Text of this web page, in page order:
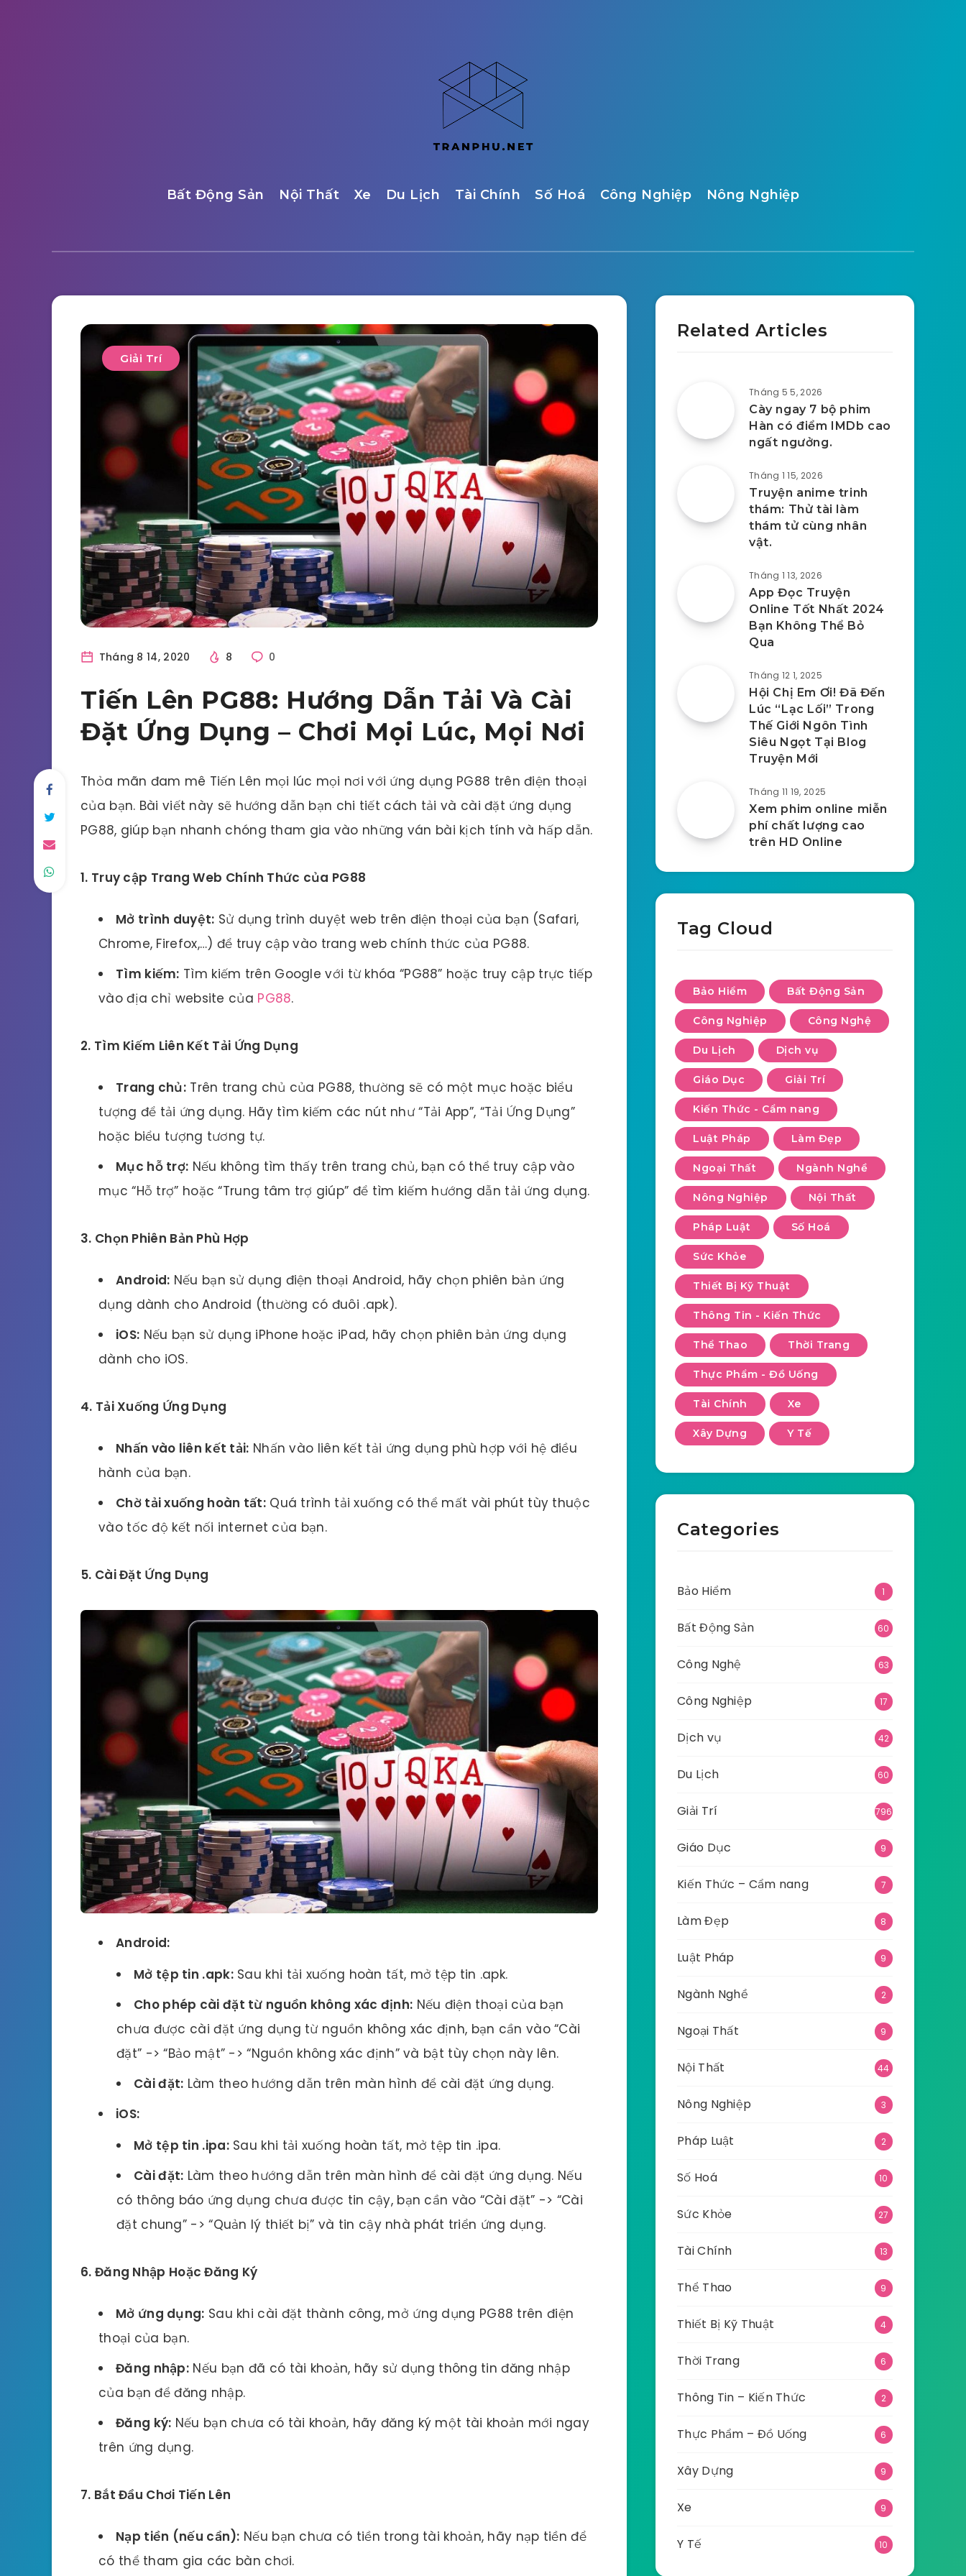
Bất Động Sản Nội Thất Xe Du Lịch Tài Chính Số Hoá Công Nghiệp Nông Nghiệp
Giải Trí
Tháng 8 14, 2020 8 0
Tiến Lên PG88: Hướng Dẫn Tải Và Cài
Đặt Ứng Dụng – Chơi Mọi Lúc, Mọi Nơi
Thỏa mãn đam mê Tiến Lên mọi lúc mọi nơi với ứng dụng PG88 trên điện thoại
của bạn. Bài viết này sẽ hướng dẫn bạn chi tiết cách tải và cài đặt ứng dụng
PG88, giúp bạn nhanh chóng tham gia vào những ván bài kịch tính và hấp dẫn.
1. Truy cập Trang Web Chính Thức của PG88
Mở trình duyệt: Sử dụng trình duyệt web trên điện thoại của bạn (Safari,
Chrome, Firefox,…) để truy cập vào trang web chính thức của PG88.
Tìm kiếm: Tìm kiếm trên Google với từ khóa “PG88” hoặc truy cập trực tiếp
vào địa chỉ website của PG88.
2. Tìm Kiếm Liên Kết Tải Ứng Dụng
Trang chủ: Trên trang chủ của PG88, thường sẽ có một mục hoặc biểu
tượng để tải ứng dụng. Hãy tìm kiếm các nút như “Tải App”, “Tải Ứng Dụng”
hoặc biểu tượng tương tự.
Mục hỗ trợ: Nếu không tìm thấy trên trang chủ, bạn có thể truy cập vào
mục “Hỗ trợ” hoặc “Trung tâm trợ giúp” để tìm kiếm hướng dẫn tải ứng dụng.
3. Chọn Phiên Bản Phù Hợp
Android: Nếu bạn sử dụng điện thoại Android, hãy chọn phiên bản ứng
dụng dành cho Android (thường có đuôi .apk).
iOS: Nếu bạn sử dụng iPhone hoặc iPad, hãy chọn phiên bản ứng dụng
dành cho iOS.
4. Tải Xuống Ứng Dụng
Nhấn vào liên kết tải: Nhấn vào liên kết tải ứng dụng phù hợp với hệ điều
hành của bạn.
Chờ tải xuống hoàn tất:Quá trình tải xuống có thể mất vài phút tùy thuộc
vào tốc độ kết nối internet của bạn.
5. Cài Đặt Ứng Dụng
Android:
Mở tệp tin .apk:Sau khi tải xuống hoàn tất, mở tệp tin .apk.
Cho phép cài đặt từ nguồn không xác định: Nếu điện thoại của bạn
chưa được cài đặt ứng dụng từ nguồn không xác định, bạn cần vào “Cài
đặt” -> “Bảo mật” -> “Nguồn không xác định” và bật tùy chọn này lên.
Cài đặt: Làm theo hướng dẫn trên màn hình để cài đặt ứng dụng.
iOS:
Mở tệp tin .ipa:Sau khi tải xuống hoàn tất, mở tệp tin .ipa.
Cài đặt: Làm theo hướng dẫn trên màn hình để cài đặt ứng dụng. Nếu
có thông báo ứng dụng chưa được tin cậy, bạn cần vào “Cài đặt” -> “Cài
đặt chung” -> “Quản lý thiết bị” và tin cậy nhà phát triển ứng dụng.
6. Đăng Nhập Hoặc Đăng Ký
Mở ứng dụng: Sau khi cài đặt thành công, mở ứng dụng PG88 trên điện
thoại của bạn.
Đăng nhập: Nếu bạn đã có tài khoản, hãy sử dụng thông tin đăng nhập
của bạn để đăng nhập.
Đăng ký: Nếu bạn chưa có tài khoản, hãy đăng ký một tài khoản mới ngay
trên ứng dụng.
7. Bắt Đầu Chơi Tiến Lên
Nạp tiền (nếu cần): Nếu bạn chưa có tiền trong tài khoản, hãy nạp tiền để
có thể tham gia các bàn chơi.
Related Articles
Tháng 5 5, 2026
Cày ngay 7 bộ phim
Hàn có điểm IMDb cao
ngất ngưởng.
Tháng 1 15, 2026
Truyện anime trinh
thám: Thử tài làm
thám tử cùng nhân
vật.
Tháng 1 13, 2026
App Đọc Truyện
Online Tốt Nhất 2024
Bạn Không Thể Bỏ
Qua
Tháng 12 1, 2025
Hội Chị Em Ơi! Đã Đến
Lúc “Lạc Lối” Trong
Thế Giới Ngôn Tình
Siêu Ngọt Tại Blog
Truyện Mới
Tháng 11 19, 2025
Xem phim online miễn
phí chất lượng cao
trên HD Online
Tag Cloud
Bảo Hiểm Bất Động Sản
Công Nghiệp Công Nghệ
Du Lịch Dịch vụ
Giáo Dục Giải Trí
Kiến Thức - Cẩm nang
Luật Pháp Làm Đẹp
Ngoại Thất Ngành Nghề
Nông Nghiệp Nội Thất
Pháp Luật Số Hoá
Sức Khỏe
Thiết Bị Kỹ Thuật
Thông Tin - Kiến Thức
Thể Thao Thời Trang
Thực Phẩm - Đồ Uống
Tài Chính Xe
Xây Dựng Y Tế
Categories
Bảo Hiểm 1
Bất Động Sản 60
Công Nghệ 63
Công Nghiệp 17
Dịch vụ 42
Du Lịch 60
Giải Trí 796
Giáo Dục 9
Kiến Thức – Cẩm nang 7
Làm Đẹp 8
Luật Pháp 9
Ngành Nghề 2
Ngoại Thất 9
Nội Thất 44
Nông Nghiệp 3
Pháp Luật 2
Số Hoá 10
Sức Khỏe 27
Tài Chính 13
Thể Thao 9
Thiết Bị Kỹ Thuật 4
Thời Trang 6
Thông Tin – Kiến Thức 2
Thực Phẩm – Đồ Uống 6
Xây Dựng 9
Xe 9
Y Tế 10